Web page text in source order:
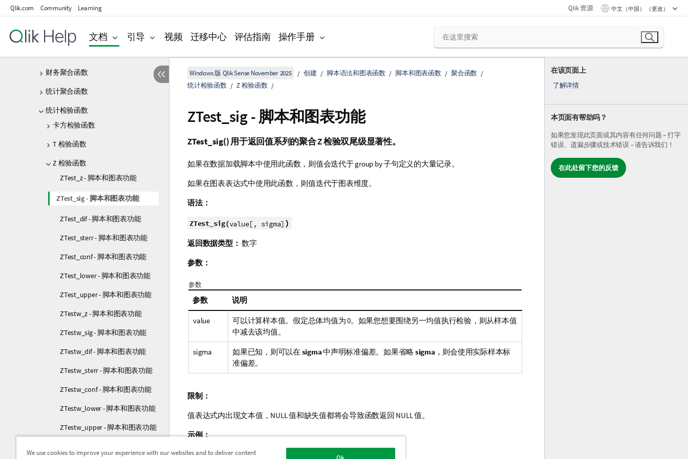
Qlik.com Community Learning Qlik 资源 中文（中国） （更改）
文档 引导 视频 迁移中心 评估指南 操作手册
脚本和图表函数
聚合函数
基本聚合函数
财务聚合函数
统计聚合函数
统计检验函数
卡方检验函数
T 检验函数
Z 检验函数
ZTest_z - 脚本和图表功能
ZTest_sig - 脚本和图表功能
ZTest_dif - 脚本和图表功能
ZTest_sterr - 脚本和图表功能
ZTest_conf - 脚本和图表功能
ZTest_lower - 脚本和图表功能
ZTest_upper - 脚本和图表功能
ZTestw_z - 脚本和图表功能
ZTestw_sig - 脚本和图表功能
ZTestw_dif - 脚本和图表功能
ZTestw_sterr - 脚本和图表功能
ZTestw_conf - 脚本和图表功能
ZTestw_lower - 脚本和图表功能
ZTestw_upper - 脚本和图表功能
统计检验函数示例
在该页面上
了解详情
本页面有帮助吗？
如果您发现此页面或其内容有任何问题 – 打字
错误、遗漏步骤或技术错误 – 请告诉我们！
在此处留下您的反馈
Windows 版 Qlik Sense November 2025 创建 脚本语法和图表函数 脚本和图表函数
聚合函数
统计检验函数
Z 检验函数
ZTest_sig - 脚本和图表功能
ZTest_sig()用于返回值系列的聚合 Z 检验双尾级显著性。
如果在数据加载脚本中使用此函数，则值会迭代于 group by 子句定义的大量记录。
如果在图表表达式中使用此函数，则值迭代于图表维度。
语法：
ZTest_sig(value[, sigma] )
返回数据类型： 数字
参数：
参数
参数 说明
value
可以计算样本值。假定总体均值为 0。如果您想要围绕另一均值执行检验，则从样本值
中减去该均值。
sigma 如果已知，则可以在 sigma中声明标准偏差。如果省略sigma ，则会使用实际样本标
准偏差。
限制：
值表达式内出现文本值， NULL 值和缺失值都将会导致函数返回 NULL 值。
示例：
ZTest_sig(Value-TestValue)
We use cookies to improve your experience with our websites and to deliver content